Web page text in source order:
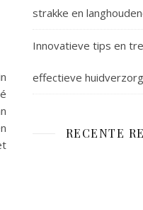
strakke en
Innovatieve tips en
effectieve
RECENTE